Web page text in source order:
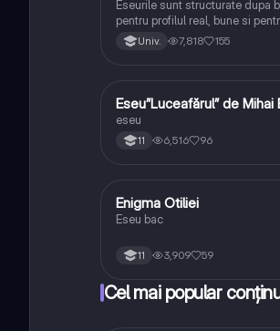
Eseurile sunt structurate dupa
pentru profilul real, bune si
relatiile dintre personaje si
Univ. 7,818 155
Limba și literatura română
Eseu”Luceafărul” de
eseu
11 6,516 96
Limba și literatura română
Enigma Otiliei
Eseu bac
11 3,909 59
Cel mai popular